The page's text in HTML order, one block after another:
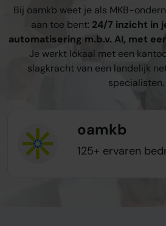
Bij oamkb weet je als MKB-
aan toe bent: 24/7 inzicht in
automatisering m.b.v. AI, met
Je werkt lokaal met een
slagkracht van een landelijk
specialisten.
oamkb
125+ ervaren